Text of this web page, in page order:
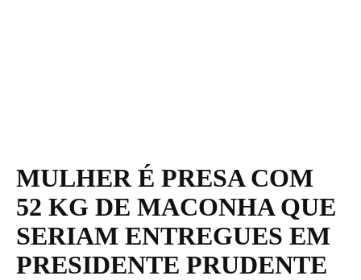
MULHER É PRESA COM
52 KG DE MACONHA QUE
SERIAM ENTREGUES EM
PRESIDENTE PRUDENTE